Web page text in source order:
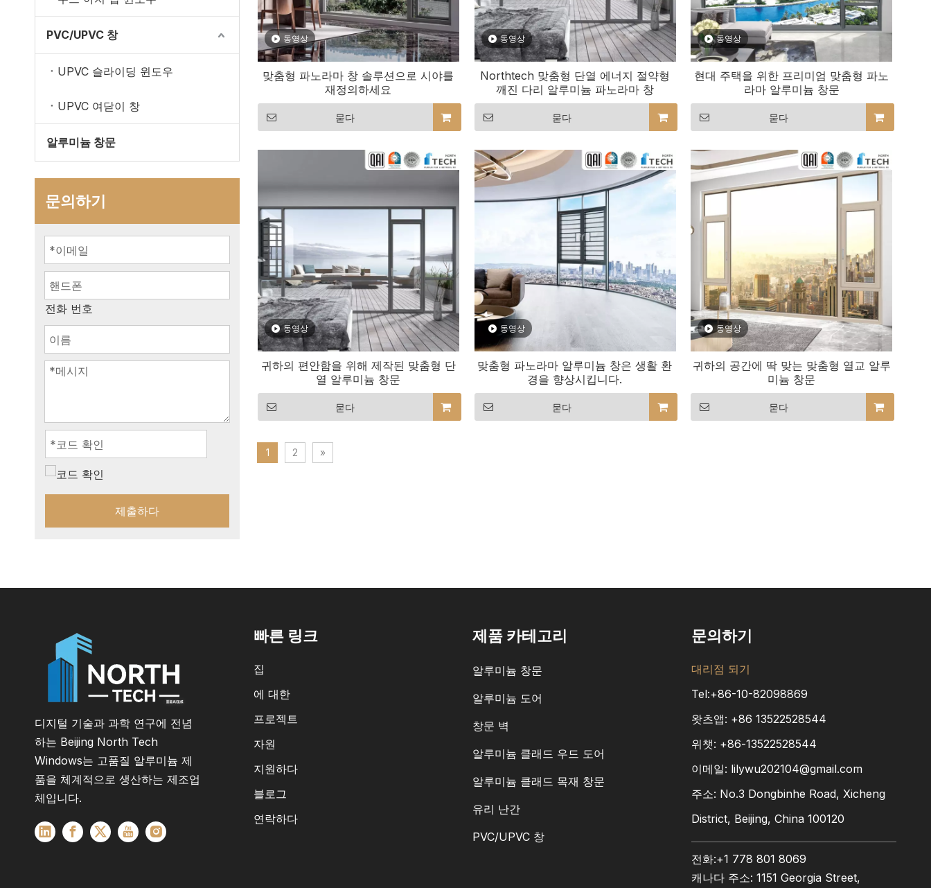
PVC/UPVC 창
UPVC 슬라이딩 윈도우
UPVC 여닫이 창
알루미늄 창문
문의하기
전화 번호
제출하다
동영상
맞춤형 파노라마 창 솔루션으로 시야를
재정의하세요
묻다
동영상
Northtech 맞춤형 단열 에너지 절약형
깨진 다리 알루미늄 파노라마 창
묻다
동영상
현대 주택을 위한 프리미엄 맞춤형 파노
라마 알루미늄 창문
묻다
동영상
귀하의 편안함을 위해 제작된 맞춤형 단
열 알루미늄 창문
묻다
동영상
맞춤형 파노라마 알루미늄 창은 생활 환
경을 향상시킵니다.
묻다
동영상
귀하의 공간에 딱 맞는 맞춤형 열교 알루
미늄 창문
묻다
1 2 »
디지털 기술과 과학 연구에 전념
하는 Beijing North Tech
Windows는 고품질 알루미늄 제
품을 체계적으로 생산하는 제조업
체입니다.
빠른 링크
집
에 대한
프로젝트
자원
지원하다
블로그
연락하다
제품 카테고리
알루미늄 창문
알루미늄 도어
창문 벽
알루미늄 클래드 우드 도어
알루미늄 클래드 목재 창문
유리 난간
PVC/UPVC 창
문의하기
대리점 되기
Tel:+86-10-82098869
왓츠앱: +86 13522528544
위챗: +86-13522528544
이메일: lilywu202104@gmail.com
주소: No.3 Dongbinhe Road, Xicheng
District, Beijing, China 100120
전화:+1 778 801 8069
캐나다 주소: 1151 Georgia Street,